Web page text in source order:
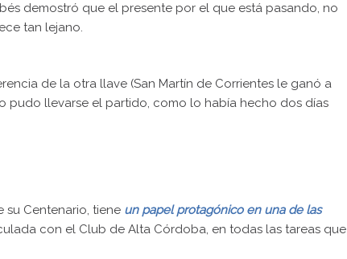
demostró que el presente por el que está pasando, no
tan lejano.
de la otra llave (San Martín de Corrientes le ganó a
pudo llevarse el partido, como lo había hecho dos días
su Centenario, tiene un papel protagónico en una de las
con el Club de Alta Córdoba, en todas las tareas que